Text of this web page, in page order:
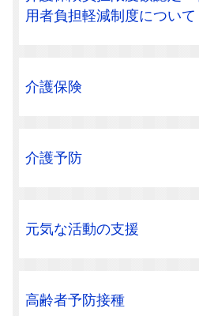
用者負担軽減制度について
介護保険
介護予防
元気な活動の支援
高齢者予防接種